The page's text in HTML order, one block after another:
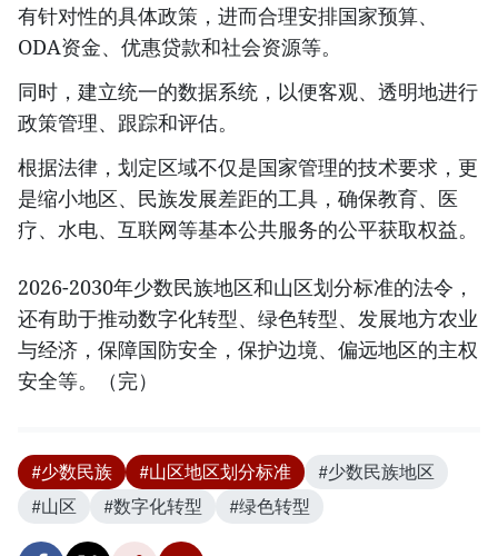
有针对性的具体政策，进而合理安排国家预算、
ODA资金、优惠贷款和社会资源等。
同时，建立统一的数据系统，以便客观、透明地进行
政策管理、跟踪和评估。
根据法律，划定区域不仅是国家管理的技术要求，更
是缩小地区、民族发展差距的工具，确保教育、医
疗、水电、互联网等基本公共服务的公平获取权益。
2026-2030年少数民族地区和山区划分标准的法令，
还有助于推动数字化转型、绿色转型、发展地方农业
与经济，保障国防安全，保护边境、偏远地区的主权
安全等。（完）
#少数民族 #山区地区划分标准
#少数民族地区
#山区
#数字化转型 #绿色转型